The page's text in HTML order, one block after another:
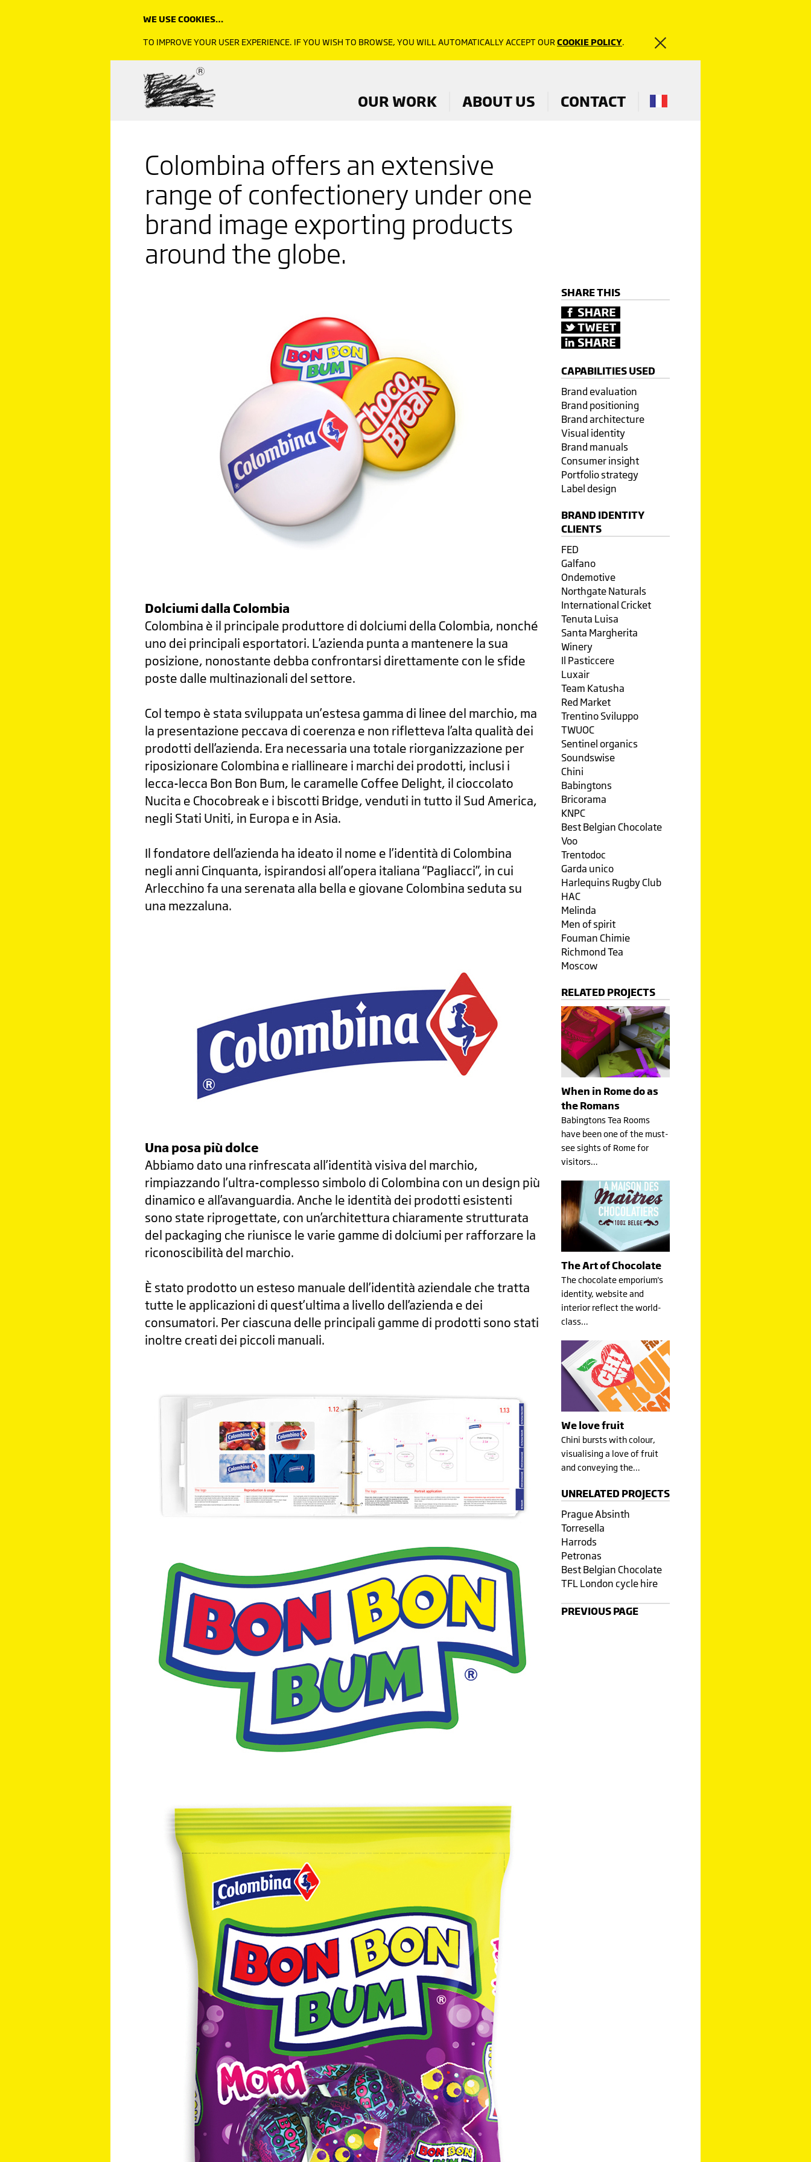
OUR WORK ABOUT US CONTACT
Colombina offers an extensive
range of confectionery under one
brand image exporting products
around the globe.
Dolciumi dalla Colombia
Colombina è il principale produttore di dolciumi della Colombia, nonché
uno dei principali esportatori. L’azienda punta a mantenere la sua
posizione, nonostante debba confrontarsi direttamente con le sfide
poste dalle multinazionali del settore.
Col tempo è stata sviluppata un’estesa gamma di linee del marchio, ma
la presentazione peccava di coerenza e non rifletteva l’alta qualità dei
prodotti dell’azienda. Era necessaria una totale riorganizzazione per
riposizionare Colombina e riallineare i marchi dei prodotti, inclusi i
lecca-lecca Bon Bon Bum, le caramelle Coffee Delight, il cioccolato
Nucita e Chocobreak e i biscotti Bridge, venduti in tutto il Sud America,
negli Stati Uniti, in Europa e in Asia.
Il fondatore dell’azienda ha ideato il nome e l’identità di Colombina
negli anni Cinquanta, ispirandosi all’opera italiana “Pagliacci”, in cui
Arlecchino fa una serenata alla bella e giovane Colombina seduta su
una mezzaluna.
Una posa più dolce
Abbiamo dato una rinfrescata all’identità visiva del marchio,
rimpiazzando l’ultra-complesso simbolo di Colombina con un design più
dinamico e all’avanguardia. Anche le identità dei prodotti esistenti
sono state riprogettate, con un’architettura chiaramente strutturata
del packaging che riunisce le varie gamme di dolciumi per rafforzare la
riconoscibilità del marchio.
È stato prodotto un esteso manuale dell’identità aziendale che tratta
tutte le applicazioni di quest’ultima a livello dell’azienda e dei
consumatori. Per ciascuna delle principali gamme di prodotti sono stati
inoltre creati dei piccoli manuali.
SHARE THIS
CAPABILITIES USED
Brand evaluation
Brand positioning
Brand architecture
Visual identity
Brand manuals
Consumer insight
Portfolio strategy
Label design
BRAND IDENTITY
CLIENTS
FED
Galfano
Ondemotive
Northgate Naturals
International Cricket
Tenuta Luisa
Santa Margherita
Winery
Il Pasticcere
Luxair
Team Katusha
Red Market
Trentino Sviluppo
TWUOC
Sentinel organics
Soundswise
Chini
Babingtons
Bricorama
KNPC
Best Belgian Chocolate
Voo
Trentodoc
Garda unico
Harlequins Rugby Club
HAC
Melinda
Men of spirit
Fouman Chimie
Richmond Tea
Moscow
RELATED PROJECTS
When in Rome do as
the Romans
Babingtons Tea Rooms
have been one of the must-
see sights of Rome for
visitors…
The Art of Chocolate
The chocolate emporium's
identity, website and
interior reflect the world-
class…
We love fruit
Chini bursts with colour,
visualising a love of fruit
and conveying the…
UNRELATED PROJECTS
Prague Absinth
Torresella
Harrods
Petronas
Best Belgian Chocolate
TFL London cycle hire
PREVIOUS PAGE
WE USE COOKIES…
TO IMPROVE YOUR USER EXPERIENCE. IF YOU WISH TO BROWSE, YOU WILL AUTOMATICALLY ACCEPT OUR COOKIE POLICY.